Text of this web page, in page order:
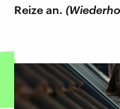
Reize an.